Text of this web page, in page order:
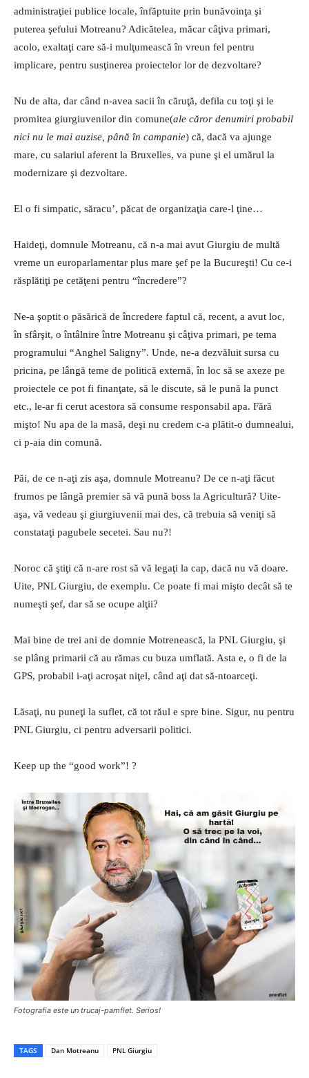
administraţiei publice locale, înfăptuite prin bunăvoinţa şi
puterea şefului Motreanu? Adicătelea, măcar câţiva primari,
acolo, exaltaţi care să-i mulţumească în vreun fel pentru
implicare, pentru susţinerea proiectelor lor de dezvoltare?
Nu de alta, dar când n-avea sacii în căruţă, defila cu toţi şi le
promitea giurgiuvenilor din comune(ale căror denumiri probabil
nici nu le mai auzise, până în campanie) că, dacă va ajunge
mare, cu salariul aferent la Bruxelles, va pune şi el umărul la
modernizare şi dezvoltare.
El o fi simpatic, săracu’, păcat de organizaţia care-l ţine…
Haideţi, domnule Motreanu, că n-a mai avut Giurgiu de multă
vreme un europarlamentar plus mare şef pe la Bucureşti! Cu ce-i
răsplătiţi pe cetăţeni pentru “încredere”?
Ne-a şoptit o păsărică de încredere faptul că, recent, a avut loc,
în sfârşit, o întâlnire între Motreanu şi câţiva primari, pe tema
programului “Anghel Saligny”. Unde, ne-a dezvăluit sursa cu
pricina, pe lângă teme de politică externă, în loc să se axeze pe
proiectele ce pot fi finanţate, să le discute, să le pună la punct
etc., le-ar fi cerut acestora să consume responsabil apa. Fără
mişto! Nu apa de la masă, deşi nu credem c-a plătit-o dumnealui,
ci p-aia din comună.
Păi, de ce n-aţi zis aşa, domnule Motreanu? De ce n-aţi făcut
frumos pe lângă premier să vă pună boss la Agricultură? Uite-
aşa, vă vedeau şi giurgiuvenii mai des, că trebuia să veniţi să
constataţi pagubele secetei. Sau nu?!
Noroc că ştiţi că n-are rost să vă legaţi la cap, dacă nu vă doare.
Uite, PNL Giurgiu, de exemplu. Ce poate fi mai mişto decât să te
numeşti şef, dar să se ocupe alţii?
Mai bine de trei ani de domnie Motrenească, la PNL Giurgiu, şi
se plâng primarii că au rămas cu buza umflată. Asta e, o fi de la
GPS, probabil i-aţi acroşat niţel, când aţi dat să-ntoarceţi.
Lăsaţi, nu puneţi la suflet, că tot răul e spre bine. Sigur, nu pentru
PNL Giurgiu, ci pentru adversarii politici.
Keep up the “good work”! ?
Fotografia este un trucaj-pamflet. Serios!
TAGS Dan Motreanu PNL Giurgiu